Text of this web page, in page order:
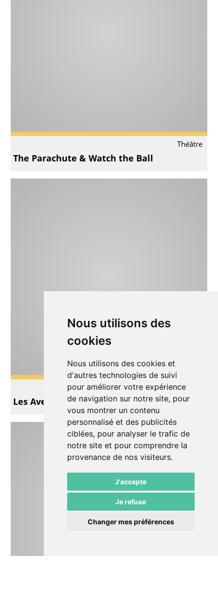
Nous utilisons des
cookies
Nous utilisons des cookies et
d'autres technologies de suivi
pour améliorer votre expérience
de navigation sur notre site, pour
vous montrer un contenu
personnalisé et des publicités
ciblées, pour analyser le trafic de
notre site et pour comprendre la
provenance de nos visiteurs.
J'accepte
Je refuse
Changer mes préférences
Théâtre
The Parachute & Watch the Ball
Théâtre
Les Aventures de Petchi